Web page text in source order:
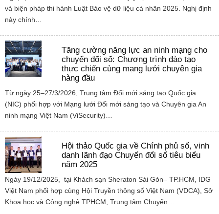
và biện pháp thi hành Luật Bảo vệ dữ liệu cá nhân 2025. Nghị định
này chính…
Tăng cường năng lực an ninh mạng cho
chuyển đổi số: Chương trình đào tạo
thực chiến cùng mạng lưới chuyên gia
hàng đầu
Từ ngày 25–27/3/2026, Trung tâm Đổi mới sáng tạo Quốc gia
(NIC) phối hợp với Mạng lưới Đổi mới sáng tạo và Chuyên gia An
ninh mạng Việt Nam (ViSecurity)…
Hội thảo Quốc gia về Chính phủ số, vinh
danh lãnh đạo Chuyển đổi số tiêu biểu
năm 2025
Ngày 19/12/2025, tại Khách sạn Sheraton Sài Gòn– TP.HCM, IDG
Việt Nam phối hợp cùng Hội Truyền thông số Việt Nam (VDCA), Sở
Khoa học và Công nghệ TPHCM, Trung tâm Chuyển…